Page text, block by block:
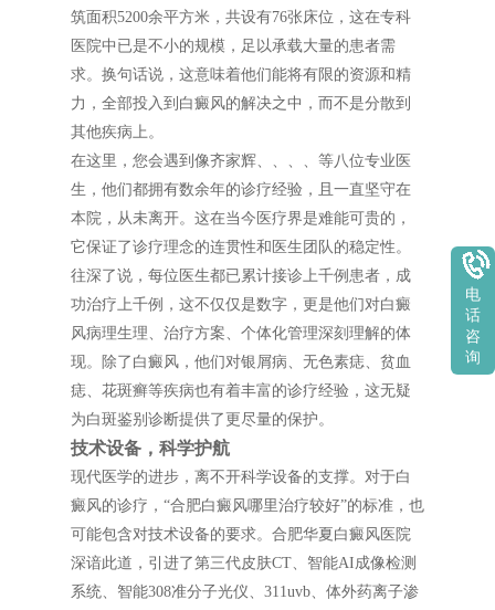
筑面积5200余平方米，共设有76张床位，这在专科
医院中已是不小的规模，足以承载大量的患者需
求。换句话说，这意味着他们能将有限的资源和精
力，全部投入到白癜风的解决之中，而不是分散到
其他疾病上。
在这里，您会遇到像齐家辉、、、、等八位专业医
生，他们都拥有数余年的诊疗经验，且一直坚守在
本院，从未离开。这在当今医疗界是难能可贵的，
它保证了诊疗理念的连贯性和医生团队的稳定性。
往深了说，每位医生都已累计接诊上千例患者，成
功治疗上千例，这不仅仅是数字，更是他们对白癜
风病理生理、治疗方案、个体化管理深刻理解的体
现。除了白癜风，他们对银屑病、无色素痣、贫血
痣、花斑癣等疾病也有着丰富的诊疗经验，这无疑
为白斑鉴别诊断提供了更尽量的保护。
技术设备，科学护航
现代医学的进步，离不开科学设备的支撑。对于白
癜风的诊疗，“合肥白癜风哪里治疗较好”的标准，也
可能包含对技术设备的要求。合肥华夏白癜风医院
深谙此道，引进了第三代皮肤CT、智能AI成像检测
系统、智能308准分子光仪、311uvb、体外药离子渗
电
话
咨
询